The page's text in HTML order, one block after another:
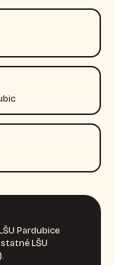
Pardubice
LŠU
).